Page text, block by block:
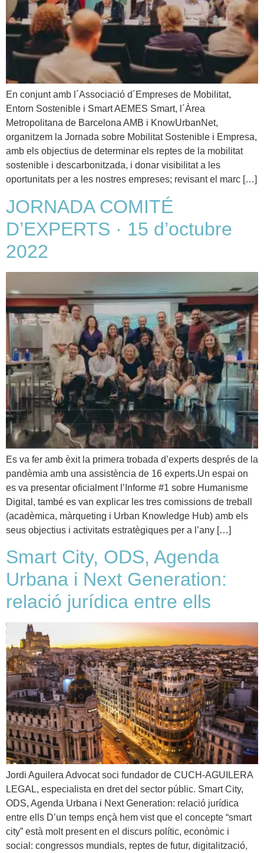
En conjunt amb l´Associació d´Empreses de Mobilitat,
Entorn Sostenible i Smart AEMES Smart, l´Àrea
Metropolitana de Barcelona AMB i KnowUrbanNet,
organitzem la Jornada sobre Mobilitat Sostenible i Empresa,
amb els objectius de determinar els reptes de la mobilitat
sostenible i descarbonitzada, i donar visibilitat a les
oportunitats per a les nostres empreses; revisant el marc […]
JORNADA COMITÉ
D’EXPERTS · 15 d’octubre
2022
Es va fer amb èxit la primera trobada d’experts després de la
pandèmia amb una assistència de 16 experts.Un espai on
es va presentar oficialment l’Informe #1 sobre Humanisme
Digital, també es van explicar les tres comissions de treball
(acadèmica, màrqueting i Urban Knowledge Hub) amb els
seus objectius i activitats estratègiques per a l’any […]
Smart City, ODS, Agenda
Urbana i Next Generation:
relació jurídica entre ells
Jordi Aguilera Advocat soci fundador de CUCH-AGUILERA
LEGAL, especialista en dret del sector públic. Smart City,
ODS, Agenda Urbana i Next Generation: relació jurídica
entre ells D’un temps ençà hem vist que el concepte “smart
city” està molt present en el discurs polític, econòmic i
social: congressos mundials, reptes de futur, digitalització,